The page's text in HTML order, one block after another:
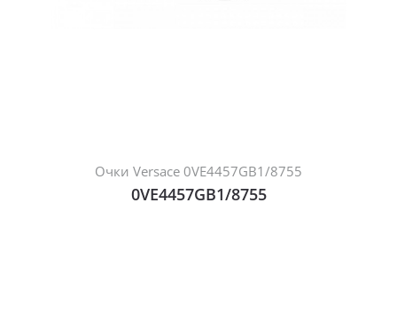
Очки Versace 0VE4457GB1/8755
0VE4457GB1/8755